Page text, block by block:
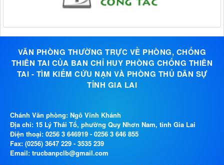
VĂN PHÒNG THƯỜNG TRỰC VỀ PHÒNG, CHỐNG
THIÊN TAI CỦA BAN CHỈ HUY PHÒNG CHỐNG THIÊN
TAI - TÌM KIẾM CỨU NẠN VÀ PHÒNG THỦ DÂN SỰ
TỈNH GIA LAI
Chánh Văn phòng: Ngô Vĩnh Khánh
Địa chỉ: 15 Lý Thái Tổ, phường Quy Nhơn Nam, tỉnh Gia Lai
Điện thoại: 0256 3 646919 - 0256 3 646 855
Fax: (0256) 3647 229 - 3535 239
Email: trucbanpclb@gmail.com